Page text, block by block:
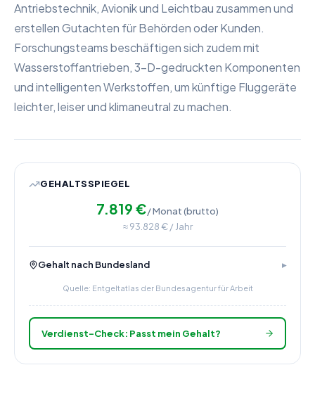
Antriebstechnik, Avionik und Leichtbau zusammen und
erstellen Gutachten für Behörden oder Kunden.
Forschungsteams beschäftigen sich zudem mit
Wasserstoffantrieben, 3-D-gedruckten Komponenten
und intelligenten Werkstoffen, um künftige Fluggeräte
leichter, leiser und klimaneutral zu machen.
GEHALTSSPIEGEL
7.819 €/ Monat (brutto)
≈93.828€ / Jahr
Gehalt nach Bundesland
Quelle: Entgeltatlas der Bundesagentur für Arbeit
Verdienst-Check: Passt mein Gehalt?